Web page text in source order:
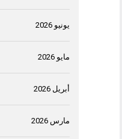
يونيو 2026
مايو 2026
أبريل 2026
مارس 2026